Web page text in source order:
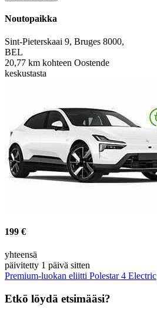
Noutopaikka
Sint-Pieterskaai 9, Bruges 8000,
BEL
20,77 km kohteen Oostende
keskustasta
199 €
yhteensä
päivitetty 1 päivä sitten
Premium-luokan eliitti Polestar 4 Electric
Etkö löydä etsimääsi?